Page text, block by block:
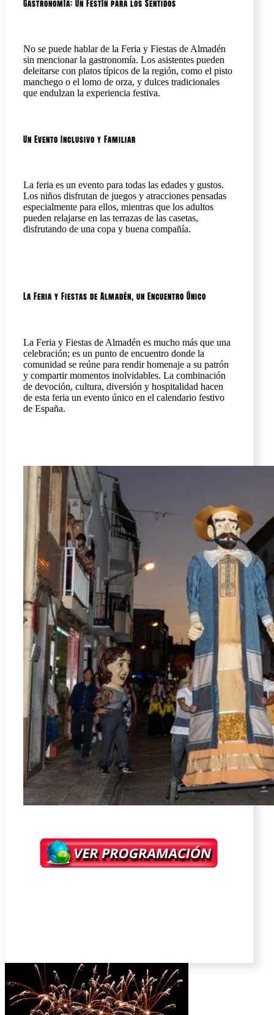
Gastronomía: Un Festín para los Sentidos
No se puede hablar de la Feria y Fiestas de Almadén
sin mencionar la gastronomía. Los asistentes pueden
deleitarse con platos típicos de la región, como el pisto
manchego o el lomo de orza, y dulces tradicionales
que endulzan la experiencia festiva.
Un Evento Inclusivo y Familiar
La feria es un evento para todas las edades y gustos.
Los niños disfrutan de juegos y atracciones pensadas
especialmente para ellos, mientras que los adultos
pueden relajarse en las terrazas de las casetas,
disfrutando de una copa y buena compañía.
La Feria y Fiestas de Almadén, un Encuentro Único
La Feria y Fiestas de Almadén es mucho más que una
celebración; es un punto de encuentro donde la
comunidad se reúne para rendir homenaje a su patrón
y compartir momentos inolvidables. La combinación
de devoción, cultura, diversión y hospitalidad hacen
de esta feria un evento único en el calendario festivo
de España.